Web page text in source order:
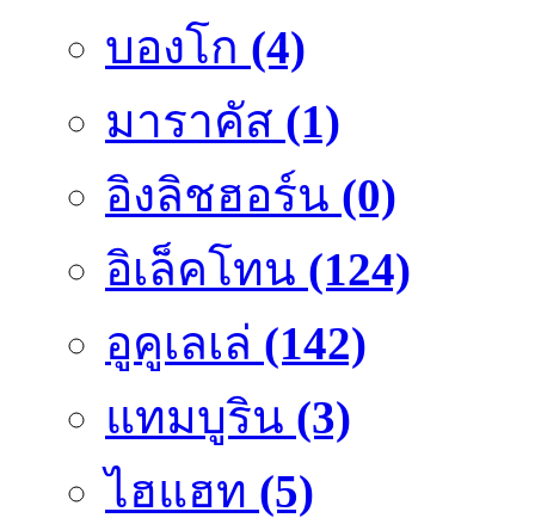
บองโก (4)
มาราคัส (1)
อิงลิชฮอร์น (0)
อิเล็คโทน (124)
อูคูเลเล่ (142)
แทมบูริน (3)
ไฮแฮท (5)